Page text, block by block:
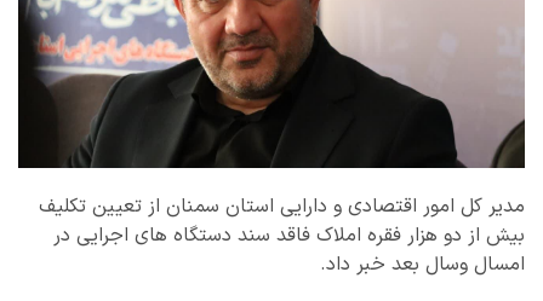
مدیر کل امور اقتصادی و دارایی استان سمنان از تعیین تکلیف
بیش از دو هزار فقره املاک فاقد سند دستگاه های اجرایی در
امسال وسال بعد خبر داد.